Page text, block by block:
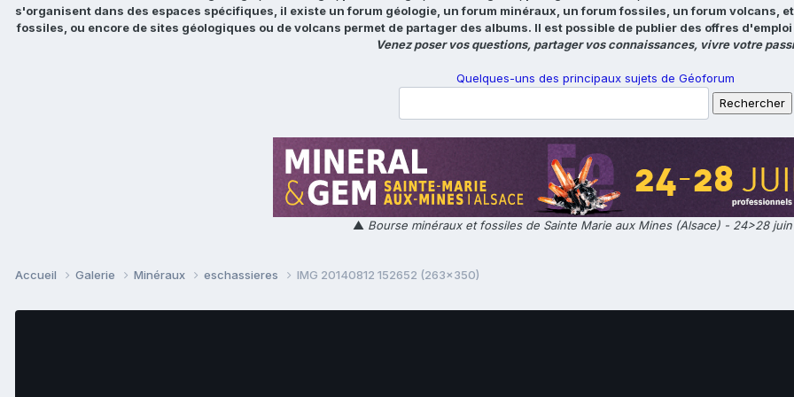
s'organisent dans des espaces spécifiques, il existe un forum géologie, un forum minéraux, un forum fossiles, un forum volcans,
fossiles, ou encore de sites géologiques ou de volcans permet de partager des albums. Il est possible de publier des offres
Venez poser vos questions, partager vos connaissances, vivre votre
Quelques-uns des principaux sujets de Géoforum
▲ Bourse minéraux et fossiles de Sainte Marie aux Mines (Alsace) - 24>28
Accueil Galerie Minéraux eschassieres IMG 20140812 152652 (263x350)